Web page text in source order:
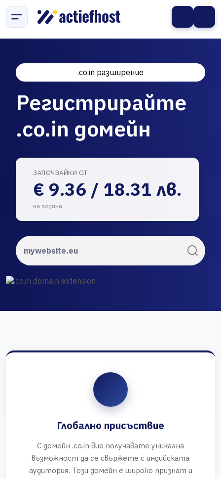
.co.in разширение
Регистрирайте
.co.in домейн
ЗАПОЧВАЙКИ ОТ
€ 9.36 / 18.31 лв.
на година
Глобално присъствие
С домейн .co.in вие получавате уникална
възможност да се свържете с индийската
аудитория. Този домейн е широко признат и